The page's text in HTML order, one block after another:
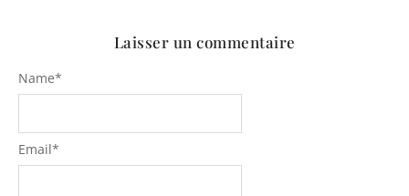
Laisser un commentaire
Name*
Email*